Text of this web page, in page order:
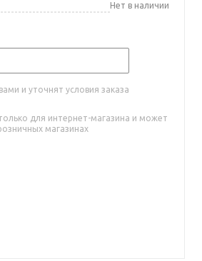
Нет в наличии
и уточнят условия заказа
для интернет-магазина и может
магазинах